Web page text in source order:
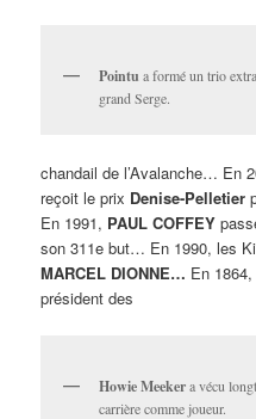
Pointua formé un trio
grand Serge.
chandail de l’Avalanche… En
reçoit le prix Denise-Pelletier
En 1991, PAUL COFFEY
son 311e but… En 1990, les
MARCEL DIONNE… En
président des
Howie Meekera vécu
carrière comme joueur.